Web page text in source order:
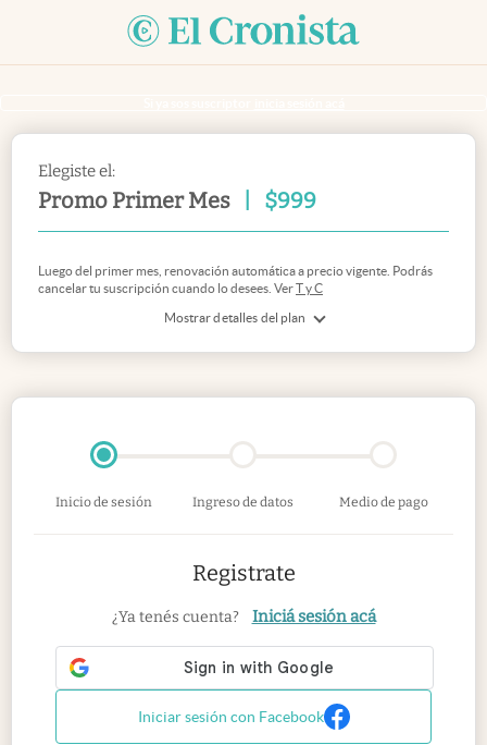
Elegiste el:
Promo Primer Mes $999
Mostrar detalles del plan
Luego del primer mes, renovación automática a precio vigente. Podrás
cancelar tu suscripción cuando lo desees. VerT y C
Inicio de sesión Ingreso de datos Medio de pago
Registrate
¿Ya tenés cuenta? Iniciá sesión acá
Iniciar sesión con Facebook